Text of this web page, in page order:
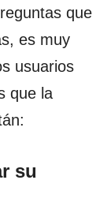
que
es muy
usuarios
que la
su